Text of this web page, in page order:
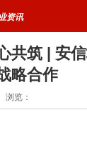
资讯
共筑 | 安
略合作
浏览：